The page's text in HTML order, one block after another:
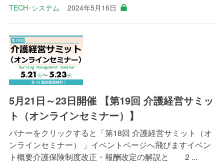
TECH･システム 2024年5月16日
5月21日～23日開催 【第19回 介護経営サミッ
ト（オンラインセミナー）】
バナーをクリックすると「第18回 介護経営サミット（オ
ンラインセミナー） 」イベントページへ飛びますイベン
ト概要介護保険制度改正・報酬改定の解説と 2 ...